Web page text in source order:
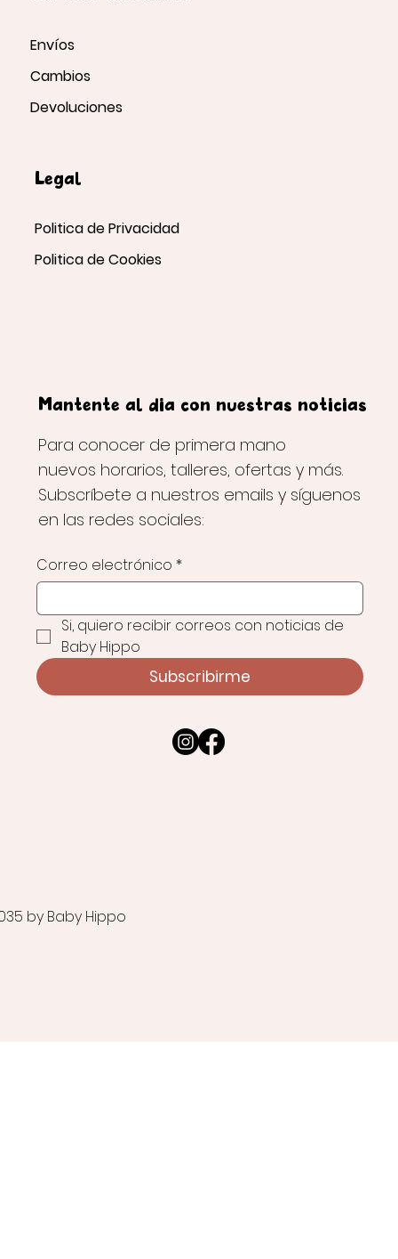
Envíos
Cambios
Devoluciones
Legal
Politica de Privacidad
Politica de Cookies
Mantente al día con nuestras noticias
Para conocer de primera mano
nuevos horarios, talleres, ofertas y más.
Subscríbete a nuestros emails y síguenos
en las redes sociales:
Correo electrónico *
Si, quiero recibir correos con noticias de
Baby Hippo
Subscribirme
by Baby Hippo